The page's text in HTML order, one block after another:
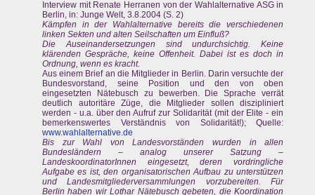
Interview mit Renate Herranen von der Wahlalternative ASG in
Berlin, in: Junge Welt, 3.8.2004 (S. 2)
Kämpfen in der Wahlalternative bereits die verschiedenen
linken Sekten und alten Seilschaften um Einfluß?
Die Auseinandersetzungen sind undurchsichtig. Keine
klärenden Gespräche, keine Offenheit. Dabei ist es doch in
Ordnung, wenn es kracht.
Aus einem Brief an die Mitglieder in Berlin. Darin versuchte der
Bundesvorstand, seine Position und den von oben
eingesetzten Nätebusch zu bewerben. Die Sprache verrät
deutlich autoritäre Züge, die Mitglieder sollen diszipliniert
werden - u.a. über den Aufruf zur Solidarität (mit der Elite - ein
bemerkenswertes Verständnis von Solidarität!); Quelle:
www.wahlalternative.de
Bis zur Wahl von Landesvorständen wurden in allen
Bundesländern – analog unserer Satzung –
LandeskoordinatorInnen eingesetzt, deren vordringliche
Aufgabe es ist, den organisatorischen Aufbau zu unterstützen
und Landesmitgliederversammlungen vorzubereiten. Für
Berlin haben wir Lothar Nätebusch gebeten, die Koordination